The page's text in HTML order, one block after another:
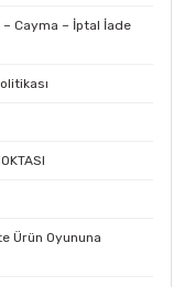
Cayma – İptal İade
Ürün Oyununa